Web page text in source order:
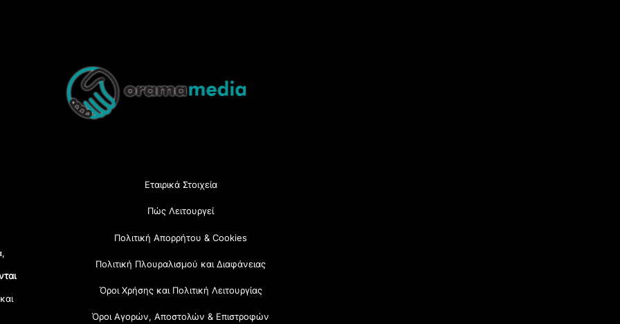
Top
Εταιρικά Στοιχεία
Πώς Λειτουργεί
Πολιτική Απορρήτου & Cookies
Πολιτική Πλουραλισμού και Διαφάνειας
Όροι Χρήσης και Πολιτική Λειτουργίας
Όροι Αγορών, Αποστολών & Επιστροφών